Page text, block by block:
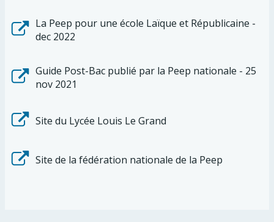
La Peep pour une école Laïque et Républicaine -
dec 2022
Guide Post-Bac publié par la Peep nationale - 25
nov 2021
Site du Lycée Louis Le Grand
Site de la fédération nationale de la Peep